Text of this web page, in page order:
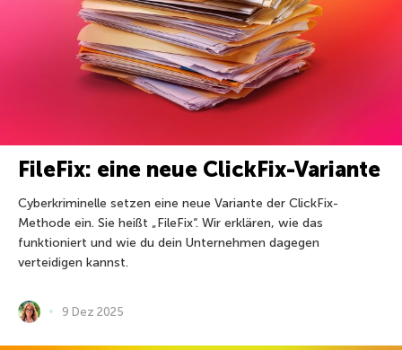
FileFix: eine neue ClickFix-Variante
Cyberkriminelle setzen eine neue Variante der ClickFix-
Methode ein. Sie heißt „FileFix“. Wir erklären, wie das
funktioniert und wie du dein Unternehmen dagegen
verteidigen kannst.
9 Dez 2025